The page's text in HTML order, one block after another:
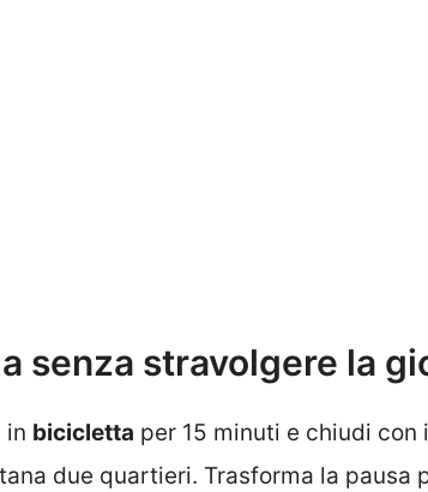
senza stravolgere la
in bicicletta per 15 minuti e chiudi con
due quartieri. Trasforma la pausa